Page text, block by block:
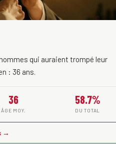
qui auraient trompé leur
: 36 ans.
36
ÂGE MOY.
58.7%
DU TOTAL
→